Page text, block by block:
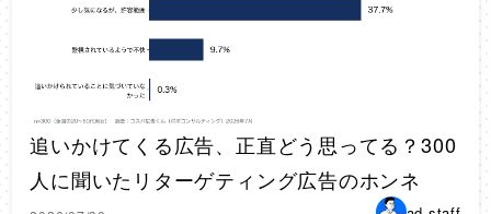
追いかけてくる広告、正直どう思ってる？300
人に聞いたリターゲティング広告のホンネ